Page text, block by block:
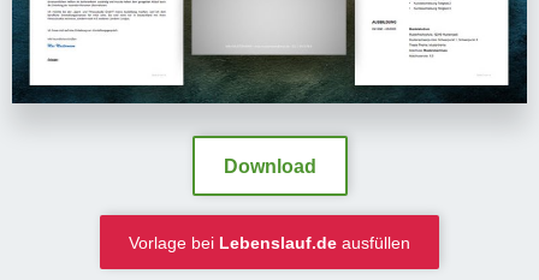
Download
Vorlage bei Lebenslauf.de ausfüllen